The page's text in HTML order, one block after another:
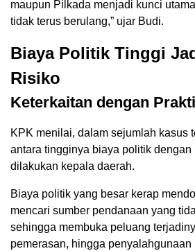
maupun Pilkada menjadi kunci
tidak terus berulang,” ujar Budi.
Biaya Politik Tinggi
Risiko
Keterkaitan dengan
KPK menilai, dalam sejumlah kasus
antara tingginya biaya politik dengan
dilakukan kepala daerah.
Biaya politik yang besar kerap
mencari sumber pendanaan yang
sehingga membuka peluang
pemerasan, hingga